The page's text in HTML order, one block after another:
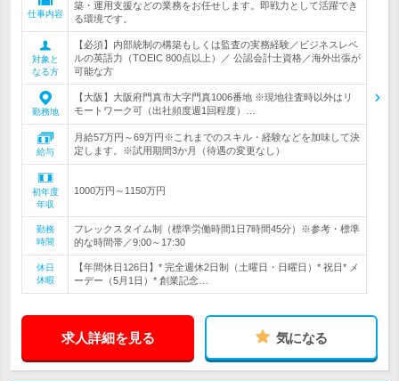
仕事内容
築・運用支援などの業務をお任せします。即戦力として活躍でき
る環境です。
対象と
なる方
【必須】内部統制の構築もしくは監査の実務経験／ビジネスレベ
ルの英語力（TOEIC 800点以上）／ 公認会計士資格／海外出張が
可能な方
勤務地
【大阪】大阪府門真市大字門真1006番地 ※現地往査時以外はリ
モートワーク可（出社頻度週1回程度）…
給与
月給57万円～69万円※これまでのスキル・経験などを加味して決
定します。※試用期間3か月（待遇の変更なし）
初年度
年収
1000万円～1150万円
勤務
時間
フレックスタイム制（標準労働時間1日7時間45分）※参考・標準
的な時間帯／9:00～17:30
休日
休暇
【年間休日126日】* 完全週休2日制（土曜日・日曜日）* 祝日* メ
ーデー（5月1日）* 創業記念…
求人詳細を見る 気になる